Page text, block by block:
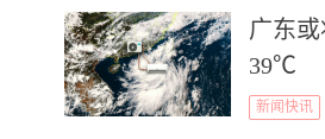
广东
39℃
新闻快讯